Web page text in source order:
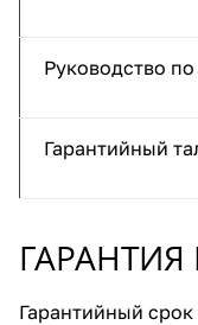
Руководство
Гарантийный
Гарантийный срок